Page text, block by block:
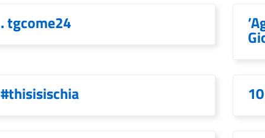
. tgcome24
#thisisischia